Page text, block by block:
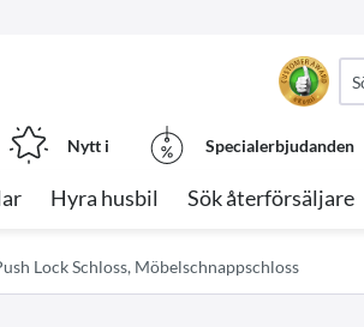
Nytt i Specialerbjudanden
Hyra husbil Sök återförsäljare
Lock Schloss, Möbelschnappschloss